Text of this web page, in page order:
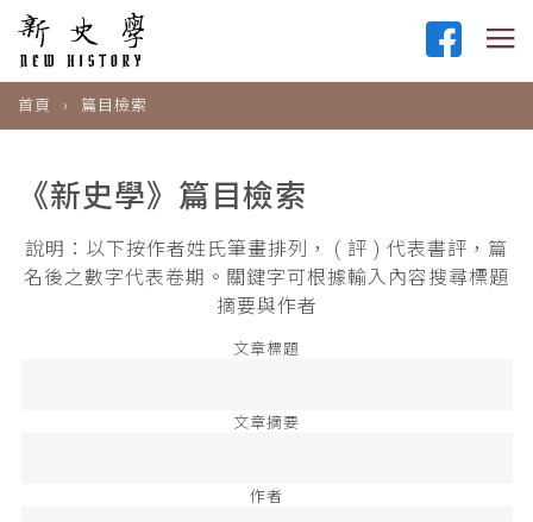
首頁 篇目檢索
《新史學》篇目檢索
說明：以下按作者姓氏筆畫排列， ( 評 ) 代表書評，篇
名後之數字代表卷期。關鍵字可根據輸入內容搜尋標題
摘要與作者
文章標題
文章摘要
作者